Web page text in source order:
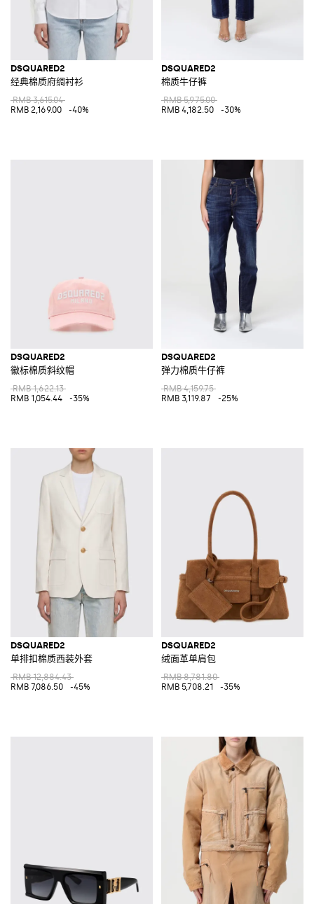
DSQUARED2
经典棉质府绸衬衫
RMB 3,615.04
RMB 2,169.00
-40%
DSQUARED2
棉质牛仔裤
RMB 5,975.00
RMB 4,182.50
-30%
DSQUARED2
徽标棉质斜纹帽
RMB 1,622.13
RMB 1,054.44
-35%
DSQUARED2
弹力棉质牛仔裤
RMB 4,159.75
RMB 3,119.87
-25%
DSQUARED2
单排扣棉质西装外套
RMB 12,884.43
RMB 7,086.50
-45%
DSQUARED2
绒面革单肩包
RMB 8,781.80
RMB 5,708.21
-35%